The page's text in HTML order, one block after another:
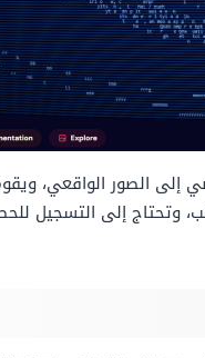
إلى الصور الواقعي،
وتحتاج إلى التسجيل